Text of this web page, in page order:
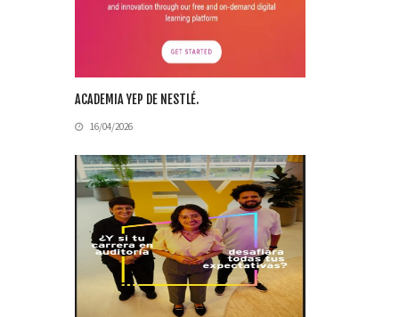
ACADEMIA YEP DE NESTLÉ.
16/04/2026